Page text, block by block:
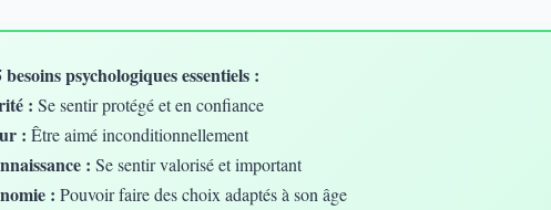
besoins psychologiques essentiels :
: Se sentir protégé et en confiance
: Être aimé inconditionnellement
: Se sentir valorisé et important
: Pouvoir faire des choix adaptés à son âge